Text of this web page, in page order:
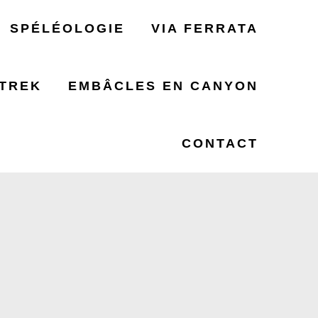
SPÉLÉOLOGIE VIA FERRATA
EMBÂCLES EN CANYON
CONTACT